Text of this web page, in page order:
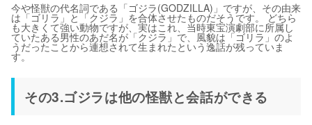
今や怪獣の代名詞である「ゴジラ(GODZILLA)」ですが、その由来
は「ゴリラ」と「クジラ」を合体させたものだそうです。 どちら
も大きくて強い動物ですが、実はこれ、当時東宝演劇部に所属し
ていたある男性のあだ名が「クジラ」で、風貌は「ゴリラ」のよ
うだったことから連想されて生まれたという逸話が残っていま
す。
その3.ゴジラは他の怪獣と会話ができる